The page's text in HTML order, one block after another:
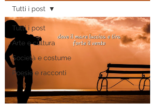
Tutti i post
Arte e cultura
Società e costume
Poesie e racconti
Tutti i post